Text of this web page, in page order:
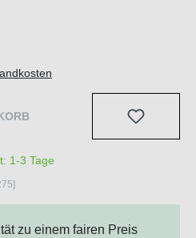
1-3 Tage
zu einem fairen Preis